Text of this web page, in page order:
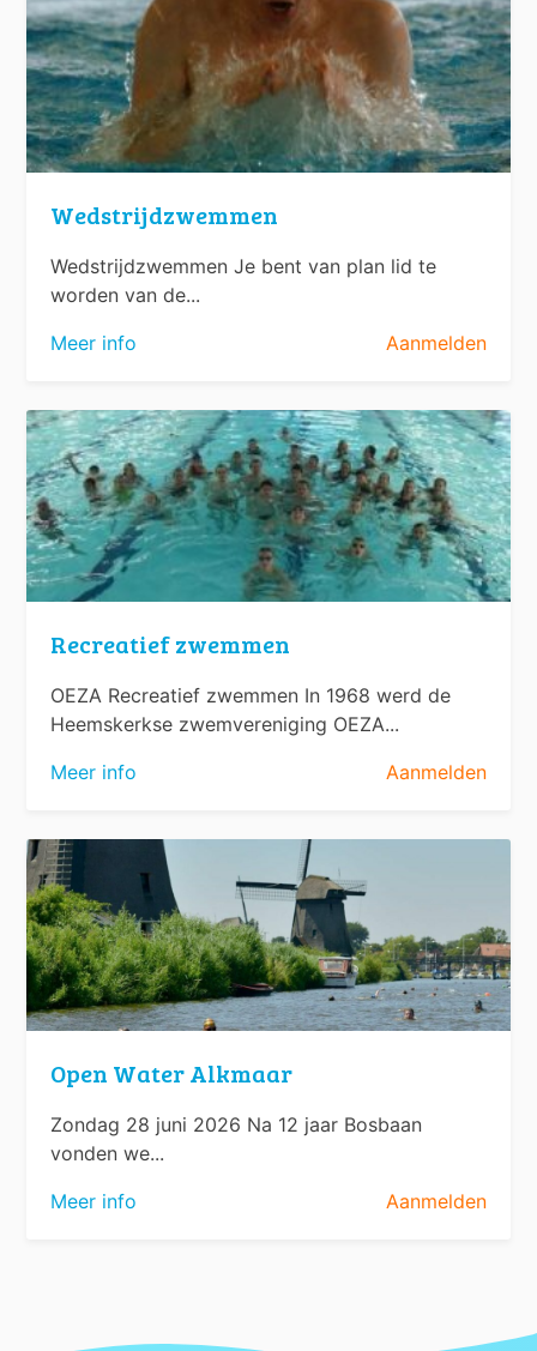
Wedstrijdzwemmen
Wedstrijdzwemmen Je bent van plan lid te
worden van de...
Meer info
Aanmelden
Recreatief zwemmen
OEZA Recreatief zwemmen In 1968 werd de
Heemskerkse zwemvereniging OEZA...
Meer info
Aanmelden
Open Water Alkmaar
Zondag 28 juni 2026 Na 12 jaar Bosbaan
vonden we...
Meer info
Aanmelden